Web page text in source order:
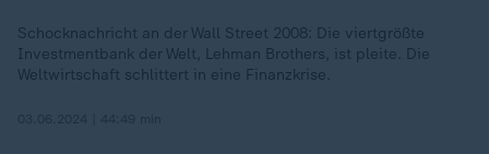
Schocknachricht an der Wall Street 2008: Die viertgrößte
Investmentbank der Welt, Lehman Brothers, ist pleite. Die
Weltwirtschaft schlittert in eine Finanzkrise.